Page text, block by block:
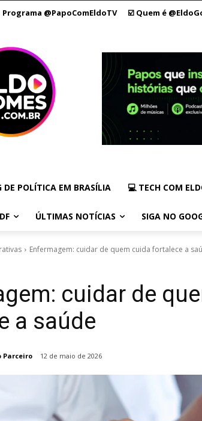
Programa @PapoComEldoTV ☑️ Quem é
POLÍTICA EM BRASÍLIA 💻 TECH COM
ÚLTIMAS NOTÍCIAS SIGA NO
Enfermagem: cuidar de quem cuida fortalece a
cuidar de
a saúde
Parceiro 12 de maio de 2026